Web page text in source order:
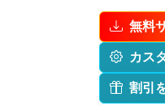
無料
カス
割引